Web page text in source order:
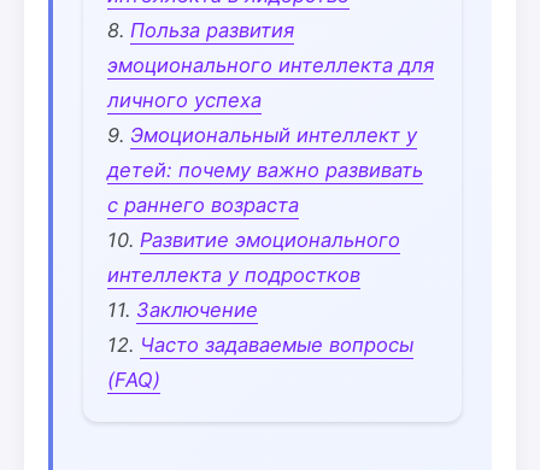
Польза развития
эмоционального интеллекта для
личного успеха
Эмоциональный интеллект у
детей: почему важно развивать
с раннего возраста
Развитие эмоционального
интеллекта у подростков
Заключение
Часто задаваемые вопросы
(FAQ)